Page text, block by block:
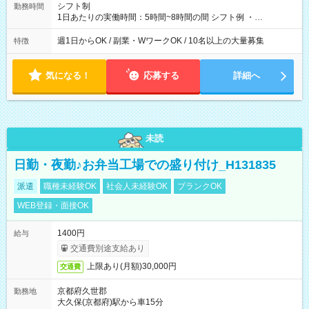
勤務時間
シフト制
1日あたりの実働時間：5時間~8時間の間 シフト例 ・
9:30~18:00 実働7.5時間 ・9:30~14:30 実働5時間 ・
16:00~21:30 実働5.5時間
特徴 週1日からOK / 副業・WワークOK / 10名以上の大量募集
気になる！ 応募する 詳細へ
未読
日勤・夜勤♪お弁当工場での盛り付け_H131835
派遣 職種未経験OK 社会人未経験OK
ブランクOK
WEB登録・面接OK
給与
1400円
交通費別途支給あり
交通費 上限あり(月額)30,000円
勤務地
京都府久世郡
大久保(京都府)駅から車15分